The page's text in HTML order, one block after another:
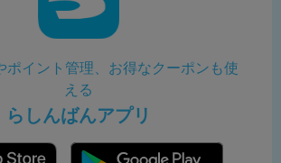
ポイント管理、お得なクーポンも使
える
らしんばんアプリ